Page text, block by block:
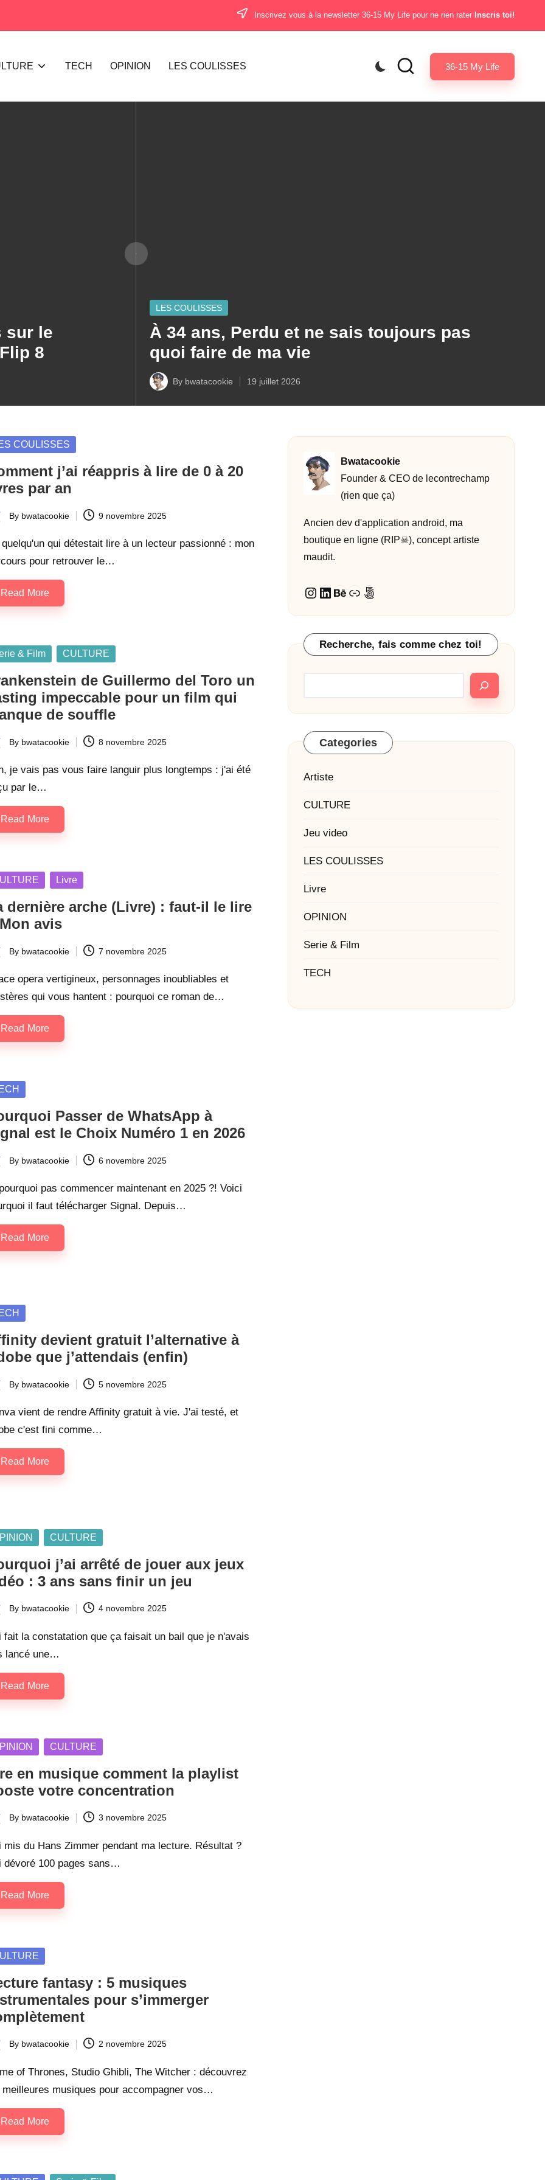
Inscrivez vous à la newsletter 36-15 My Life pour ne rien rater Inscris toi!
TECH OPINION LES COULISSES 36-15 My Life
sur le
8
Posted
in
LES COULISSES
À 34 ans, Perdu et ne sais toujours pas
quoi faire de ma vie
Posted
By bwatacookie 19 juillet 2026
COULISSES
j’ai réappris à lire de 0 à 20
par an
By bwatacookie 9 novembre 2025
quelqu'un qui détestait lire à un lecteur passionné : mon
pour retrouver le…
Read More
& Film CULTURE
de Guillermo del Toro un
impeccable pour un film qui
de souffle
By bwatacookie 8 novembre 2025
je vais pas vous faire languir plus longtemps : j'ai été
par le…
Read More
Livre
dernière arche (Livre) : faut-il le lire
avis
By bwatacookie 7 novembre 2025
opera vertigineux, personnages inoubliables et
qui vous hantent : pourquoi ce roman de…
Read More
Passer de WhatsApp à
est le Choix Numéro 1 en 2026
By bwatacookie 6 novembre 2025
pas commencer maintenant en 2025 ?! Voici
il faut télécharger Signal. Depuis…
Read More
devient gratuit l’alternative à
que j’attendais (enfin)
By bwatacookie 5 novembre 2025
vient de rendre Affinity gratuit à vie. J'ai testé, et
c'est fini comme…
Read More
CULTURE
j’ai arrêté de jouer aux jeux
: 3 ans sans finir un jeu
By bwatacookie 4 novembre 2025
fait la constatation que ça faisait un bail que je n'avais
lancé une…
Read More
CULTURE
en musique comment la playlist
votre concentration
By bwatacookie 3 novembre 2025
mis du Hans Zimmer pendant ma lecture. Résultat ?
dévoré 100 pages sans…
Read More
fantasy : 5 musiques
pour s’immerger
By bwatacookie 2 novembre 2025
of Thrones, Studio Ghibli, The Witcher : découvrez
meilleures musiques pour accompagner vos…
Read More
Bwatacookie
Founder & CEO de lecontrechamp
(rien que ça)
Ancien dev d'application android, ma
boutique en ligne (RIP☠︎︎), concept artiste
maudit.
Instagram
LinkedIn
Behance
Lien500px
Recherche, fais comme chez toi!
Categories
Artiste
CULTURE
Jeu video
LES COULISSES
Livre
OPINION
Serie & Film
TECH